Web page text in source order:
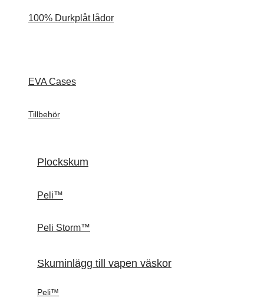
100% Durkplåt lådor
EVA Cases
Tillbehör
Plockskum
Peli™
Peli Storm™
Skuminlägg till vapen väskor
Peli™